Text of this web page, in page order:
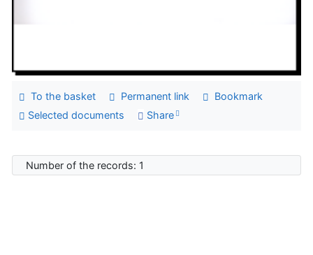
To the basket Permanent link
Bookmark
Selected documents
Share
Number of the records: 1